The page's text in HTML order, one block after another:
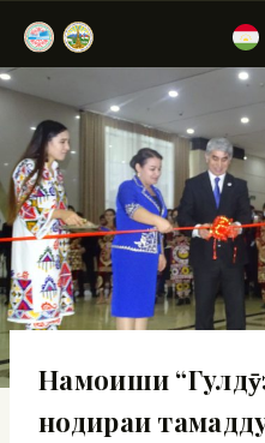
Намоиши
нодираи